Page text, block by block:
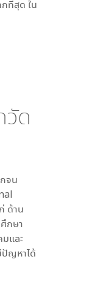
ที่สุด ใน
วัด
จน
ด้าน
กษา
และ
ญหาได้